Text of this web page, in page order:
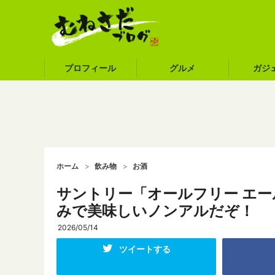
プロフィール グルメ ガジ
ホーム 飲み物 お酒
サントリー「オールフリー エ
みで美味しいノンアルだぞ！
2026/05/14
ツイートする